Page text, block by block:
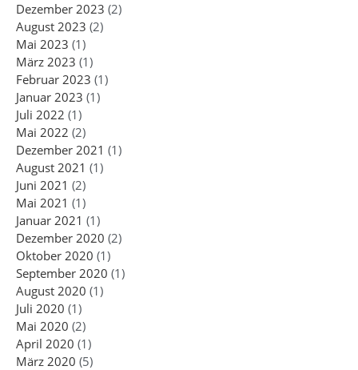
Dezember 2023 (2)
August 2023 (2)
Mai 2023 (1)
März 2023 (1)
Februar 2023 (1)
Januar 2023 (1)
Juli 2022 (1)
Mai 2022 (2)
Dezember 2021 (1)
August 2021 (1)
Juni 2021 (2)
Mai 2021 (1)
Januar 2021 (1)
Dezember 2020 (2)
Oktober 2020 (1)
September 2020 (1)
August 2020 (1)
Juli 2020 (1)
Mai 2020 (2)
April 2020 (1)
März 2020 (5)